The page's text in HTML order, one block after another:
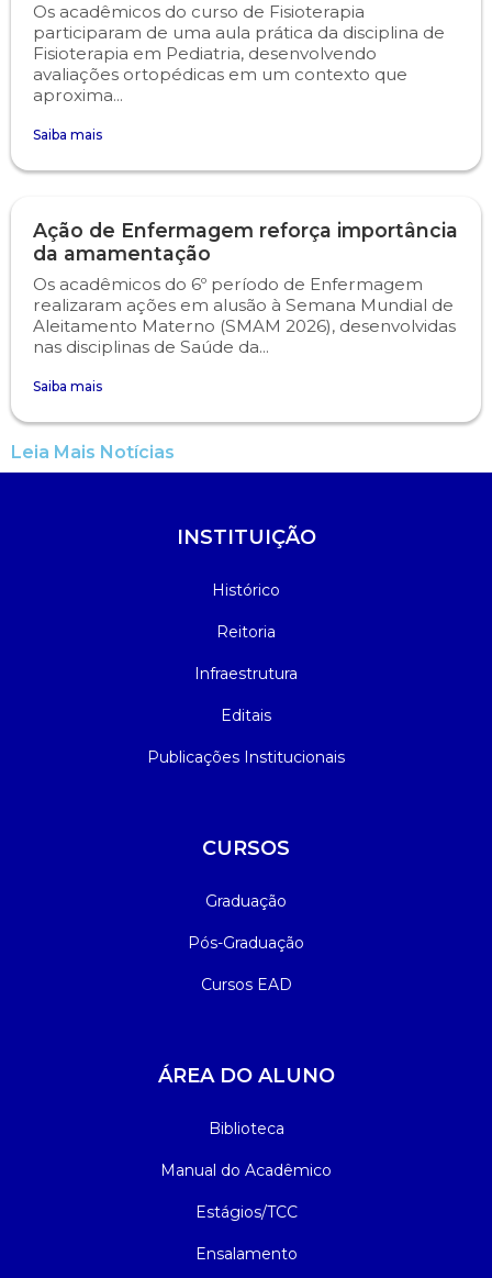
Os acadêmicos do curso de Fisioterapia
participaram de uma aula prática da disciplina de
Fisioterapia em Pediatria, desenvolvendo
avaliações ortopédicas em um contexto que
aproxima...
Saiba mais
Ação de Enfermagem reforça importância
da amamentação
Os acadêmicos do 6º período de Enfermagem
realizaram ações em alusão à Semana Mundial de
Aleitamento Materno (SMAM 2026), desenvolvidas
nas disciplinas de Saúde da...
Saiba mais
Leia Mais Notícias
INSTITUIÇÃO
Histórico
Reitoria
Infraestrutura
Editais
Publicações Institucionais
CURSOS
Graduação
Pós-Graduação
Cursos EAD
ÁREA DO ALUNO
Biblioteca
Manual do Acadêmico
Estágios/TCC
Ensalamento